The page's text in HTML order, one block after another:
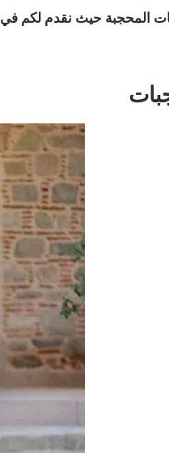
المحجبة حيث نقدم لكم في